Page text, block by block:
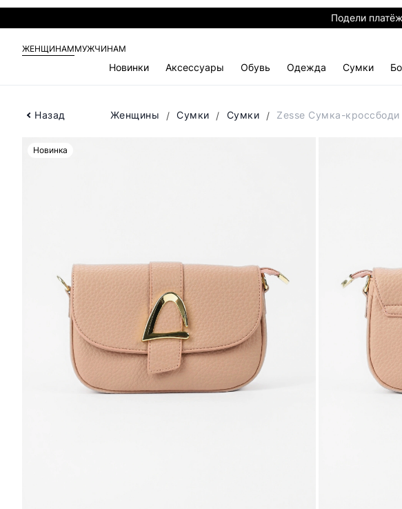
Подели
ЖЕНЩИНАММУЖЧИНАМ
Новинки Аксессуары Обувь Одежда Сумки
Назад Женщины Сумки Сумки Zesse Сумка-
Новинка